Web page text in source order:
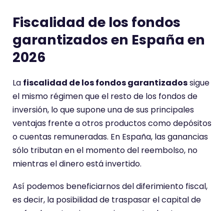
a
r
t
i
e
n
e
u
n
p
u
Fiscalidad de los fondos
garantizados en España en
2026
La fiscalidad de los fondos garantizadossigue
el mismo régimen que el resto de los fondos de
inversión, lo que supone una de sus principales
ventajas frente a otros productos como depósitos
o cuentas remuneradas. En España, las ganancias
sólo tributan en el momento del reembolso, no
mientras el dinero está invertido.
Así podemos beneficiarnos del diferimiento fiscal,
es decir, la posibilidad de traspasar el capital de